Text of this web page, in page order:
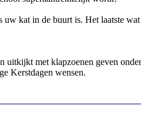
kat in de buurt is. Het laatste
met klapzoenen geven
Kerstdagen wensen.